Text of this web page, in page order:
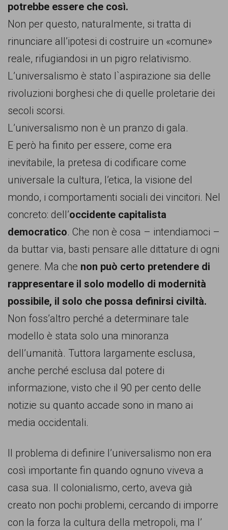
potrebbe essere che così.
Non per questo, naturalmente, si tratta di
rinunciare all’ipotesi di costruire un «comune»
reale, rifugiandosi in un pigro relativismo.
L’universalismo è stato l`aspirazione sia delle
rivoluzioni borghesi che di quelle proletarie dei
secoli scorsi.
L’universalismo non è un pranzo di gala.
E però ha finito per essere, come era
inevitabile, la pretesa di codificare come
universale la cultura, l’etica, la visione del
mondo, i comportamenti sociali dei vincitori. Nel
concreto: dell’occidente capitalista
democratico. Che non è cosa – intendiamoci –
da buttar via, basti pensare alle dittature di ogni
genere. Ma che non può certo pretendere di
rappresentare il solo modello di modernità
possibile, il solo che possa definirsi civiltà.
Non foss’altro perché a determinare tale
modello è stata solo una minoranza
dell’umanità. Tuttora largamente esclusa,
anche perché esclusa dal potere di
informazione, visto che il 90 per cento delle
notizie su quanto accade sono in mano ai
media occidentali.
Il problema di definire l’universalismo non era
così importante fin quando ognuno viveva a
casa sua. Il colonialismo, certo, aveva già
creato non pochi problemi, cercando di imporre
con la forza la cultura della metropoli, ma l’